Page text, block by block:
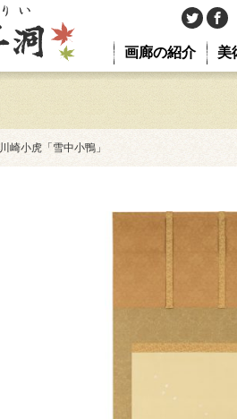
画廊の紹介 美
川崎小虎「雪中小鴨」